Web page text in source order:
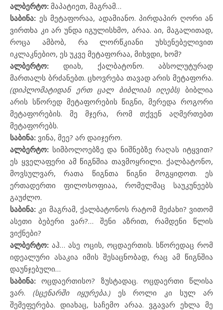
ალბერტო: მაპატიეთ, მაგრამ…
საბინა: ეს მეტაფორაა, ადამიანო. პირდაპირ ღორი ან
ვირთხა კი არ უნდა იგულისხმო, არაა. აი, მაგალითად,
როცა ამბობ, რა ლორწკიანი უხსენებელივით
იკლაკნებიო, ეს უკვე მეტაფორაა, მიხვდი, ხომ?
ალბერტო: დიახ, ქალბატონო. აბსოლუტურად
მართალს ბრძანებთ. ცხოვრება თავად არის მეტაფორა.
(დიპლომატიდან ერთ ცალ ბიბლიას იღებს) ბიბლია
არის სწორედ მეტაფორების წიგნი, მერედა როგორი
მეტაფორების. მე მჯერა, რომ თქვენ აღმერთებთ
მეტაფორებს.
საბინა: ვინა, მეე? არ დაიჯერო.
ალბერტო: სიმბოლოებზე და ნიშნებზე რაღას იტყვით?
ეს ყველაფერი ამ წიგნშია თავმოყრილი. ქალბატონო,
მოვსულვარ, რათა წიგნთა წიგნი მოგყიდოთ. ეს
ერთადერთი ფილოსოფიაა, რომელმაც საუკუნეებს
გაუძლო.
საბინა: კი მაგრამ, ქალბატონოს რატომ მეძახი? ვითომ
ასეთი ბებერი ვარ?… შენი აზრით, რამდენი წლის
ვიქნები?
ალბერტო:აჰ… ასე ოცის, ოცდაერთის. სწორედაც რომ
იდეალური ასაკია იმის შესაცნობად, რაც ამ წიგნშია
დაუნჯებული…
საბინა:ოცდაერთისო? ზუსტადაც. ოცდაერთი წლისა
ვარ. (სცენარში იყურება.)ეს როლი კი სულ არ
შემეფერება. დიახაც, საჩემო არაა. ვგავარ ეხლა მე